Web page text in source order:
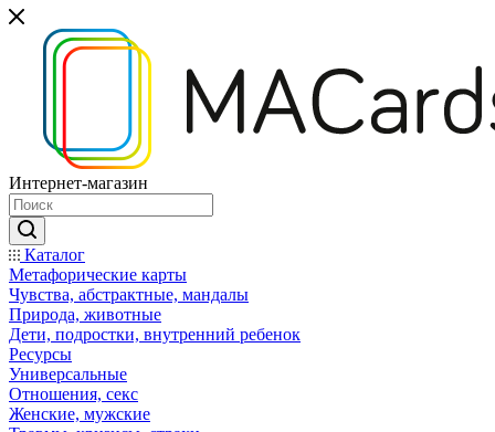
Интернет-магазин
Каталог
Mетафорические карты
Чувства, абстрактные, мандалы
Природа, животные
Дети, подростки, внутренний ребенок
Ресурсы
Универсальные
Отношения, секс
Женские, мужские